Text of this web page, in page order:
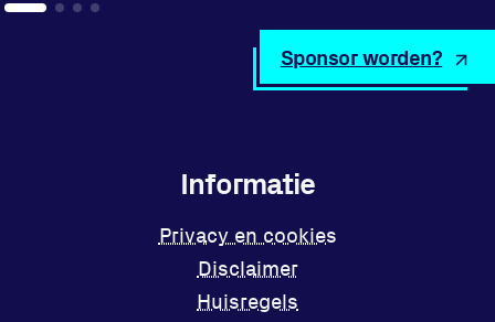
Informatie
Privacy en cookies
Disclaimer
Huisregels
Sponsor worden?